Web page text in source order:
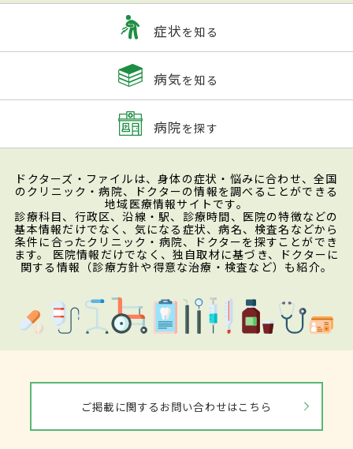
症状を知る
病気を知る
病院を探す
ドクターズ・ファイルは、身体の症状・悩みに合わせ、全国
のクリニック・病院、ドクターの情報を調べることができる
地域医療情報サイトです。
診療科目、行政区、沿線・駅、診療時間、医院の特徴などの
基本情報だけでなく、気になる症状、病名、検査名などから
条件に合ったクリニック・病院、ドクターを探すことができ
ます。 医院情報だけでなく、独自取材に基づき、ドクターに
関する情報（診療方針や得意な治療・検査など）も紹介。
ご掲載に関するお問い合わせはこちら